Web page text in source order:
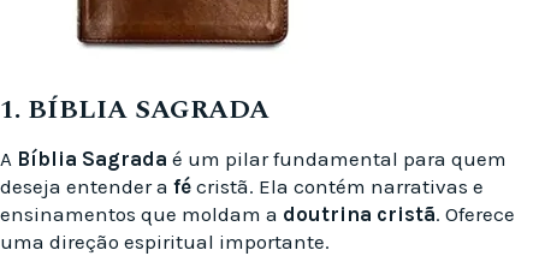
1. BÍBLIA SAGRADA
A Bíblia Sagrada é um pilar fundamental para quem
deseja entender a fé cristã. Ela contém narrativas e
ensinamentos que moldam a doutrina cristã. Oferece
uma direção espiritual importante.